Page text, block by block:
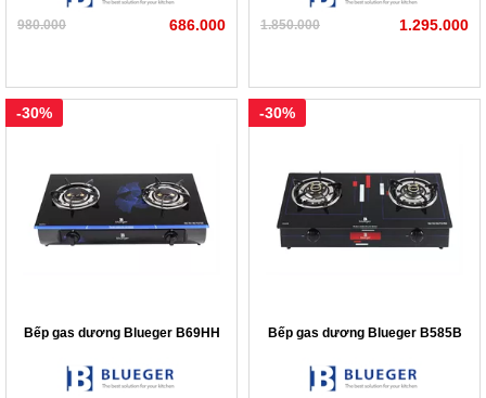
980.000 686.000 1.850.000 1.295.000
Bếp gas dương Blueger B69HH
-30%
Bếp gas dương Blueger B585B
-30%